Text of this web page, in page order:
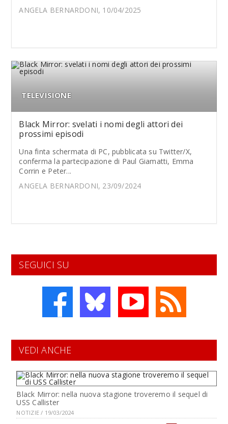
ANGELA BERNARDONI, 10/04/2025
TELEVISIONE
Black Mirror: svelati i nomi degli attori dei
prossimi episodi
Una finta schermata di PC, pubblicata su Twitter/X,
conferma la partecipazione di Paul Giamatti, Emma
Corrin e Peter...
ANGELA BERNARDONI, 23/09/2024
SEGUICI SU
VEDI ANCHE
Black Mirror: nella nuova stagione troveremo il sequel di
USS Callister
NOTIZIE / 19/03/2024